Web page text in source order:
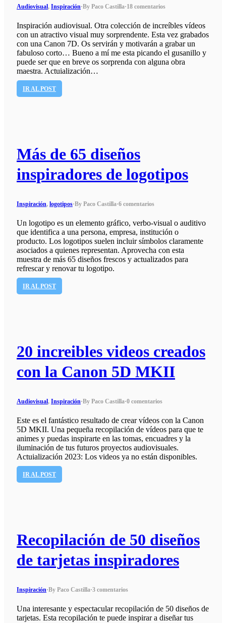
Audiovisual, Inspiración·By Paco Castilla·18 comentarios
Inspiración audiovisual. Otra colección de increíbles vídeos
con un atractivo visual muy sorprendente. Esta vez grabados
con una Canon 7D. Os servirán y motivarán a grabar un
fabuloso corto… Bueno a mí me esta picando el gusanillo y
puede ser que en breve os sorprenda con alguna obra
maestra. Actuialización…
IR AL POST
Más de 65 diseños
inspiradores de logotipos
Inspiración, logotipos·By Paco Castilla·6 comentarios
Un logotipo es un elemento gráfico, verbo-visual o auditivo
que identifica a una persona, empresa, institución o
producto. Los logotipos suelen incluir símbolos claramente
asociados a quienes representan. Aprovecha con esta
muestra de más 65 diseños frescos y actualizados para
refrescar y renovar tu logotipo.
IR AL POST
20 increibles videos creados
con la Canon 5D MKII
Audiovisual, Inspiración·By Paco Castilla·0 comentarios
Este es el fantástico resultado de crear vídeos con la Canon
5D MKII. Una pequeña recopilación de vídeos para que te
animes y puedas inspirarte en las tomas, encuadres y la
iluminación de tus futuros proyectos audiovisuales.
Actuialización 2023: Los videos ya no están disponibles.
IR AL POST
Recopilación de 50 diseños
de tarjetas inspiradores
Inspiración·By Paco Castilla·3 comentarios
Una interesante y espectacular recopilación de 50 diseños de
tarjetas. Esta recopilación te puede inspirar a diseñar tus